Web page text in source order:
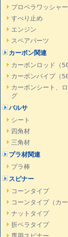
プロペラワッシャー
すべり止め
エンジン
スペアパーツ
カーボン関連
カーボンロッド（
カーボンパイプ（
カーボンシート、
グ
バルサ
シート
四角材
三角材
プラ材関連
プラ棒
スピナー
コーンタイプ
コーンタイプ（カー
ナットタイプ
折ペラタイプ